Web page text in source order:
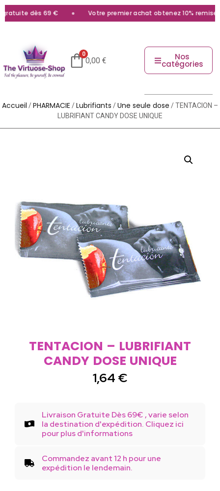
dès 69 € Votre premier achat obtenez 10% remise
0
0,00 € Nos
catégories
Accueil /PHARMACIE /Lubrifiants /Une seule dose / TENTACION –
LUBRIFIANT CANDY DOSE UNIQUE
TENTACION – LUBRIFIANT
CANDY DOSE UNIQUE
1,64 €
Livraison Gratuite Dès 69€ , varie selon
la destination d'expédition. Cliquez ici
pour plus d'informations
Commandez avant 12 h pour une
expédition le lendemain.